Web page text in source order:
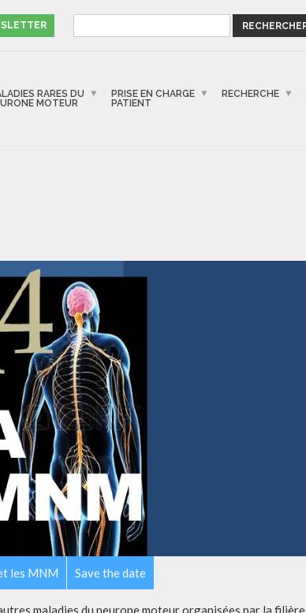
RARES DU
MOTEUR
PRISE EN CHARGE
PATIENT
RECHERCHE
les MNM Save the date
maladies du neurone moteur organisées par la filière